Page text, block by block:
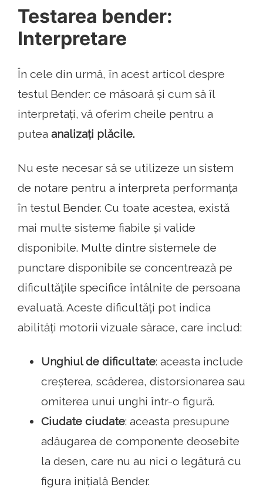
Testarea bender:
Interpretare
În cele din urmă, în acest articol despre
testul Bender: ce măsoară și cum să îl
interpretați, vă oferim cheile pentru a
putea analizați plăcile.
Nu este necesar să se utilizeze un sistem
de notare pentru a interpreta performanța
în testul Bender. Cu toate acestea, există
mai multe sisteme fiabile și valide
disponibile. Multe dintre sistemele de
punctare disponibile se concentrează pe
dificultățile specifice întâlnite de persoana
evaluată. Aceste dificultăți pot indica
abilități motorii vizuale sărace, care includ:
Unghiul de dificultate: aceasta include
creșterea, scăderea, distorsionarea sau
omiterea unui unghi într-o figură.
Ciudate ciudate: aceasta presupune
adăugarea de componente deosebite
la desen, care nu au nici o legătură cu
figura inițială Bender.